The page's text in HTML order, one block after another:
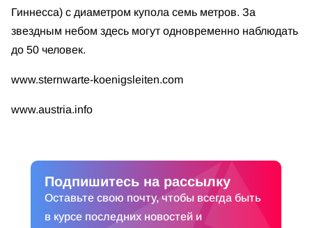
Гиннесса) с диаметром купола семь метров. За
звездным небом здесь могут одновременно наблюдать
до 50 человек.
www.sternwarte-koenigsleiten.com
www.austria.info
Подпишитесь на рассылку
Оставьте свою почту, чтобы всегда быть
в курсе последних новостей и